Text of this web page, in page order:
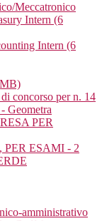
Meccatronico
Intern (6
Intern (6
concorso per n. 14
Geometra
PER
PER ESAMI - 2
amministrativo